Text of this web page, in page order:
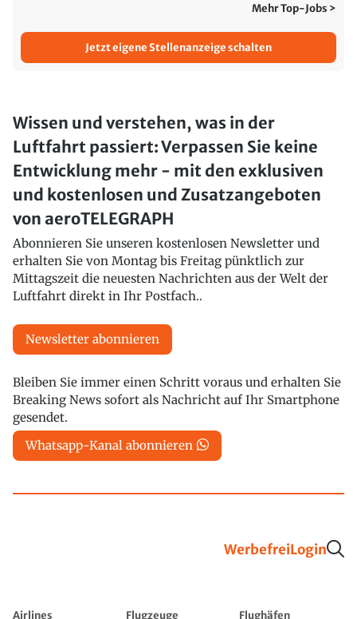
Mehr Top-Jobs >
Jetzt eigene Stellenanzeige schalten
Wissen und verstehen, was in der
Luftfahrt passiert: Verpassen Sie keine
Entwicklung mehr - mit den exklusiven
und kostenlosen und Zusatzangeboten
von aeroTELEGRAPH
Abonnieren Sie unseren kostenlosen Newsletter und
erhalten Sie von Montag bis Freitag pünktlich zur
Mittagszeit die neuesten Nachrichten aus der Welt der
Luftfahrt direkt in Ihr Postfach..
Newsletter abonnieren
Bleiben Sie immer einen Schritt voraus und erhalten Sie
Breaking News sofort als Nachricht auf Ihr Smartphone
gesendet.
Whatsapp-Kanal abonnieren
WerbefreiLogin
Airlines Flugzeuge
Flughäfen